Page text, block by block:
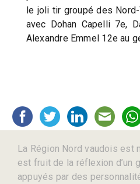
le joli tir groupé des
avec Dohan Capelli 7e,
Alexandre Emmel 12e au
La Région Nord vaudois est
est fruit de la réflexion d’un
appuyés par des